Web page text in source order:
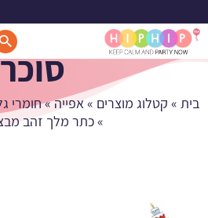
כתר מלך
סוכר
בית » קטלוג מוצרים »אפייה»חומרי
»כתר מלך זהב